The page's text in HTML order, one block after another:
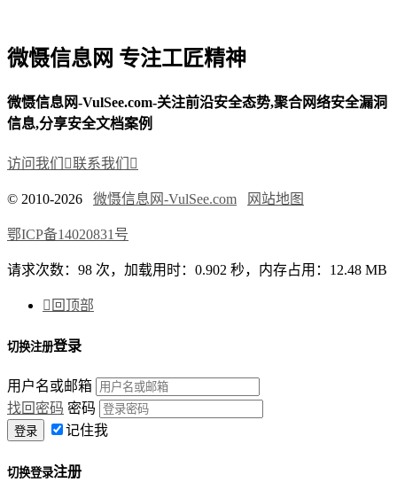
微慑信息网 专注工匠精神
微慑信息网-VulSee.com-关注前沿安全态势,聚合网络安全漏洞
信息,分享安全文档案例
访问我们 联系我们 
© 2010-2026 微慑信息网-VulSee.com 网站地图
鄂ICP备14020831号
请求次数：98 次，加载用时：0.902 秒，内存占用：12.48 MB
 回顶部
切换注册登录
用户名或邮箱
找回密码 密码
记住我
切换登录注册